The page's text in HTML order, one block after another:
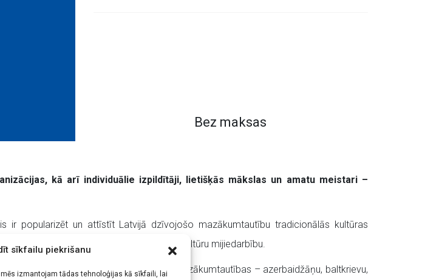
sīkfailu piekrišanu
izmantojam tādas tehnoloģijas kā sīkfaili, lai
Bez maksas
kā arī individuālie izpildītāji, lietišķās mākslas un amatu meistari –
ir popularizēt un attīstīt Latvijā dzīvojošo mazākumtautību tradicionālās kultūras
Latvijas kultūrvidē un sekmēt starpkultūru mijiedarbību.
dalībnieki, kas pārstāv 14 dažādas mazākumtautības – azerbaidžāņu, baltkrievu,